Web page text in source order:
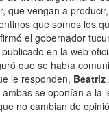
que vengan a
que somos los
el gobernador
en la web
que se había
le responden, Beatriz
ambas se oponían a la
no cambian de